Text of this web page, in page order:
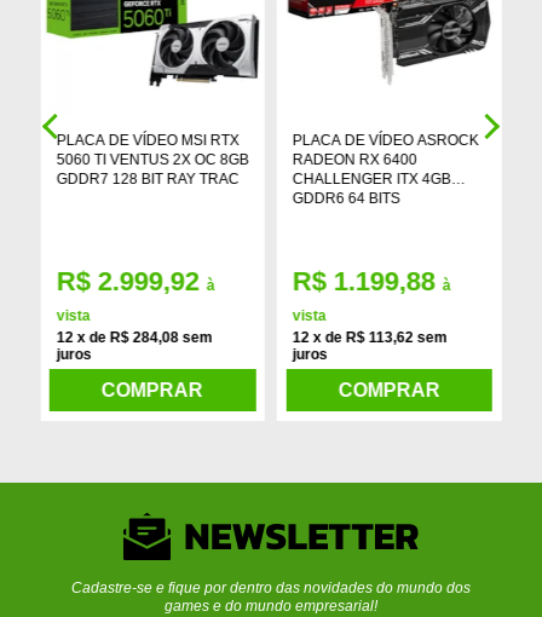
PLACA DE VÍDEO MSI RTX
5060 TI VENTUS 2X OC 8GB
GDDR7 128 BIT RAY TRAC
R$ 2.999,92à
vista
12 x de R$ 284,08 sem
juros
COMPRAR
PLACA DE VÍDEO ASROCK
RADEON RX 6400
CHALLENGER ITX 4GB
GDDR6 64 BITS
R$ 1.199,88à
vista
12 x de R$ 113,62 sem
juros
COMPRAR
Cadastre-se e fique por dentro das novidades do mundo dos
games e do mundo empresarial!